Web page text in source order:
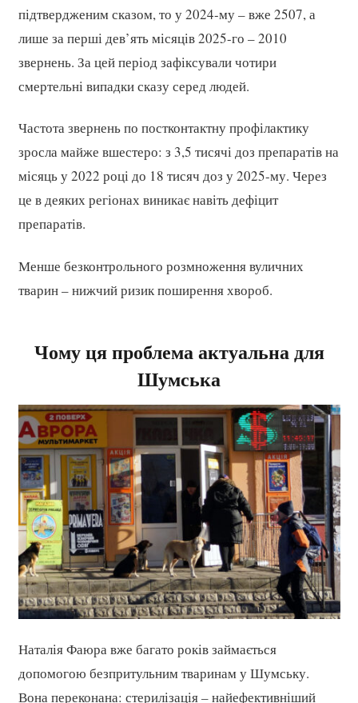
підтвердженим сказом, то у 2024-му – вже 2507, а
лише за перші дев’ять місяців 2025-го – 2010
звернень. За цей період зафіксували чотири
смертельні випадки сказу серед людей.
Частота звернень по постконтактну профілактику
зросла майже вшестеро: з 3,5 тисячі доз препаратів на
місяць у 2022 році до 18 тисяч доз у 2025-му. Через
це в деяких регіонах виникає навіть дефіцит
препаратів.
Менше безконтрольного розмноження вуличних
тварин – нижчий ризик поширення хвороб.
Чому ця проблема актуальна для
Шумська
Наталія Фаюра вже багато років займається
допомогою безпритульним тваринам у Шумську.
Вона переконана: стерилізація – найефективніший